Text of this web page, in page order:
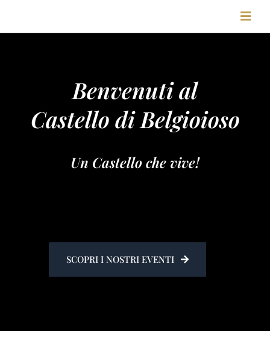
Benvenuti al
Castello di Belgioioso
Un Castello che vive!
SCOPRI I NOSTRI EVENTI